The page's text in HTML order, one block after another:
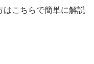
こちらで簡単に解説